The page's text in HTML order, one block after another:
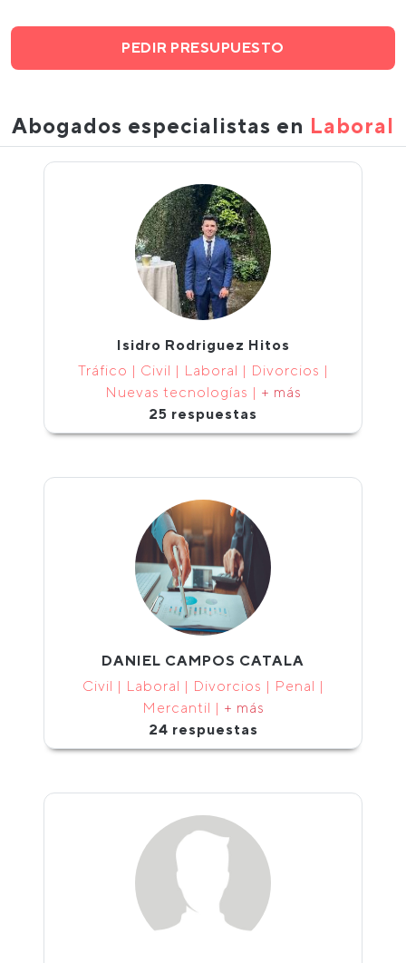
PEDIR PRESUPUESTO
Abogados especialistas en Laboral
Isidro Rodriguez Hitos
Tráfico | Civil | Laboral | Divorcios |
Nuevas tecnologías | + más
25 respuestas
DANIEL CAMPOS CATALA
Civil | Laboral | Divorcios | Penal |
Mercantil | + más
24 respuestas